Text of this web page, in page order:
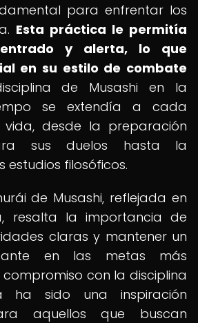
para enfrentar los
Esta práctica le permitía
y alerta, lo que
en su estilo de combate
de Musashi en la
se extendía a cada
desde la preparación
sus duelos hasta la
estudios filosóficos.
de Musashi, reflejada en
resalta la importancia de
claras y mantener un
en las metas más
compromiso con la disciplina
ha sido una inspiración
aquellos que buscan